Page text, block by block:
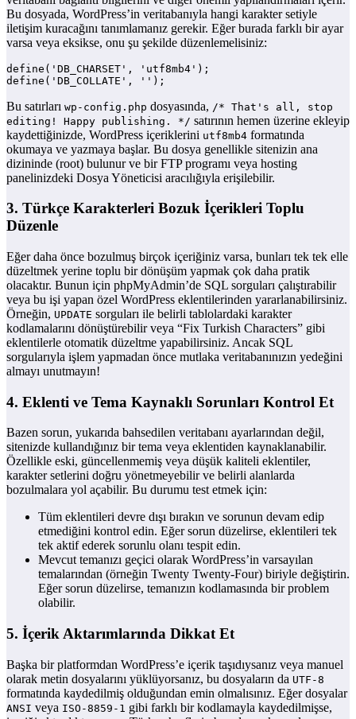
Bu dosyada, WordPress’in veritabanıyla hangi karakter setiyle
iletişim kuracağını tanımlamanız gerekir. Eğer burada farklı bir ayar
varsa veya eksikse, onu şu şekilde düzenlemelisiniz:
define('DB_CHARSET', 'utf8mb4');
define('DB_COLLATE', '');
Bu satırları wp-config.php dosyasında, /* That's all, stop
editing! Happy publishing. */ satırının hemen üzerine ekleyip
kaydettiğinizde, WordPress içeriklerini utf8mb4 formatında
okumaya ve yazmaya başlar. Bu dosya genellikle sitenizin ana
dizininde (root) bulunur ve bir FTP programı veya hosting
panelinizdeki Dosya Yöneticisi aracılığıyla erişilebilir.
3. Türkçe Karakterleri Bozuk İçerikleri Toplu
Düzenle
Eğer daha önce bozulmuş birçok içeriğiniz varsa, bunları tek tek elle
düzeltmek yerine toplu bir dönüşüm yapmak çok daha pratik
olacaktır. Bunun için phpMyAdmin’de SQL sorguları çalıştırabilir
veya bu işi yapan özel WordPress eklentilerinden yararlanabilirsiniz.
Örneğin, UPDATE sorguları ile belirli tablolardaki karakter
kodlamalarını dönüştürebilir veya “Fix Turkish Characters” gibi
eklentilerle otomatik düzeltme yapabilirsiniz. Ancak SQL
sorgularıyla işlem yapmadan önce mutlaka veritabanınızın yedeğini
almayı unutmayın!
4. Eklenti ve Tema Kaynaklı Sorunları Kontrol Et
Bazen sorun, yukarıda bahsedilen veritabanı ayarlarından değil,
sitenizde kullandığınız bir tema veya eklentiden kaynaklanabilir.
Özellikle eski, güncellenmemiş veya düşük kaliteli eklentiler,
karakter setlerini doğru yönetmeyebilir ve belirli alanlarda
bozulmalara yol açabilir. Bu durumu test etmek için:
Tüm eklentileri devre dışı bırakın ve sorunun devam edip
etmediğini kontrol edin. Eğer sorun düzelirse, eklentileri tek
tek aktif ederek sorunlu olanı tespit edin.
Mevcut temanızı geçici olarak WordPress’in varsayılan
temalarından (örneğin Twenty Twenty-Four) biriyle değiştirin.
Eğer sorun düzelirse, temanızın kodlamasında bir problem
olabilir.
5. İçerik Aktarımlarında Dikkat Et
Başka bir platformdan WordPress’e içerik taşıdıysanız veya manuel
olarak metin dosyalarını yüklüyorsanız, bu dosyaların da UTF-8
formatında kaydedilmiş olduğundan emin olmalısınız. Eğer dosyalar
ANSI veya ISO-8859-1 gibi farklı bir kodlamayla kaydedilmişse,